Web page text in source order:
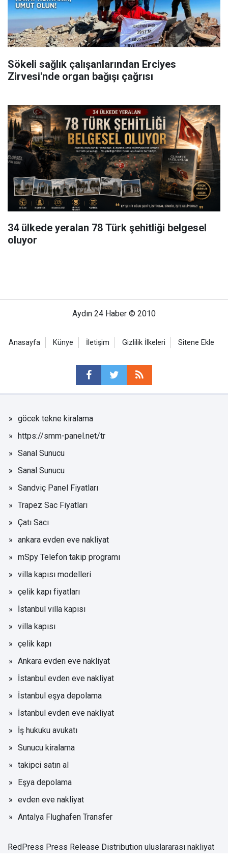
Sökeli sağlık çalışanlarından Erciyes
Zirvesi'nde organ bağışı çağrısı
34 ülkede yeralan 78 Türk şehitliği belgesel
oluyor
Aydın 24 Haber © 2010
Anasayfa Künye İletişim Gizlilik İlkeleri Sitene Ekle
göcek tekne kiralama
https://smm-panel.net/tr
Sanal Sunucu
Sanal Sunucu
Sandviç Panel Fiyatları
Trapez Sac Fiyatları
Çatı Sacı
ankara evden eve nakliyat
mSpy Telefon takip programı
villa kapısı modelleri
çelik kapı fiyatları
İstanbul villa kapısı
villa kapısı
çelik kapı
Ankara evden eve nakliyat
İstanbul evden eve nakliyat
İstanbul eşya depolama
İstanbul evden eve nakliyat
İş hukuku avukatı
Sunucu kiralama
takipci satın al
Eşya depolama
evden eve nakliyat
Antalya Flughafen Transfer
RedPress Press Release Distribution uluslararası nakliyat